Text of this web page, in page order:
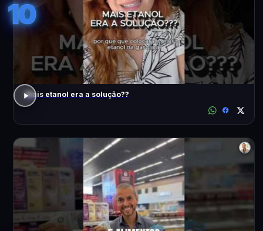
10
Mais etanol era a solução??